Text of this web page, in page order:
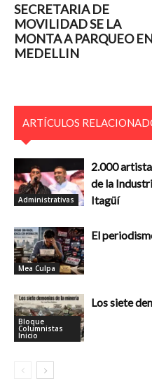
SECRETARIA DE
MOVILIDAD SE LA
MONTA A PARQUEO
MEDELLIN
ARTÍCULOS
Administrativas
2.000
de la
Itagüí
Mea Culpa
El
Bloque
Columnistas
Inicio
Los siete